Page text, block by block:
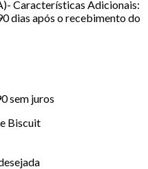
Características Adicionais:
dias após o recebimento do
sem juros
Biscuit